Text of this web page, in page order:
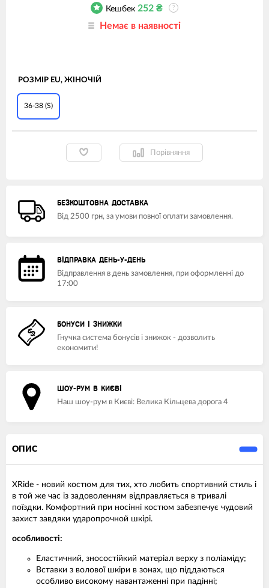
Кешбек 252 ₴ ?
Немає в наявності
РОЗМІР EU, ЖІНОЧІЙ
36-38 (S)
Порівняння
БЕЗКОШТОВНА ДОСТАВКА
Від 2500 грн, за умови повної оплати замовлення.
ВІДПРАВКА ДЕНЬ-У-ДЕНЬ
Відправлення в день замовлення, при оформленні до
17:00
БОНУСИ І ЗНИЖКИ
Гнучка система бонусів і знижок - дозволить
економити!
ШОУ-РУМ В КИЄВІ
Наш шоу-рум в Києві: Велика Кільцева дорога 4
ОПИС
XRide - новий костюм для тих, хто любить спортивний стиль і
в той же час із задоволенням відправляється в тривалі
поїздки. Комфортний при носінні костюм забезпечує чудовий
захист завдяки ударопрочной шкірі.
особливості:
Еластичний, зносостійкий матеріал верху з поліаміду;
Вставки з волової шкіри в зонах, що піддаються
особливо високому навантаженні при падінні;